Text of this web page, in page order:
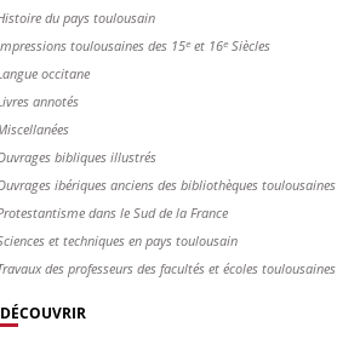
du pays toulousain
toulousaines des 15ᵉ et 16ᵉ Siècles
occitane
annotés
bibliques illustrés
ibériques anciens des bibliothèques toulousaines
dans le Sud de la France
et techniques en pays toulousain
des professeurs des facultés et écoles toulousaines
DÉCOUVRIR